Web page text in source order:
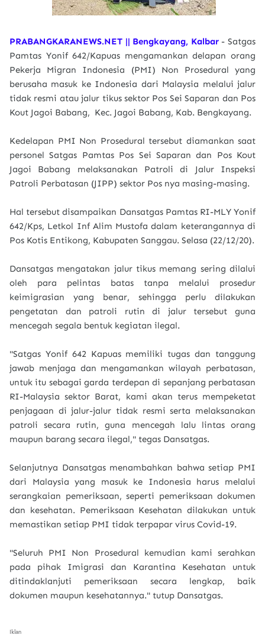
PRABANGKARANEWS.NET || Bengkayang, Kalbar- Satgas
Pamtas Yonif 642/Kapuas mengamankan delapan orang
Pekerja Migran Indonesia (PMI) Non Prosedural yang
berusaha masuk ke Indonesia dari Malaysia melalui jalur
tidak resmi atau jalur tikus sektor Pos Sei Saparan dan Pos
Kout Jagoi Babang, Kec. Jagoi Babang, Kab. Bengkayang.
Kedelapan PMI Non Prosedural tersebut diamankan saat
personel Satgas Pamtas Pos Sei Saparan dan Pos Kout
Jagoi Babang melaksanakan Patroli di Jalur Inspeksi
Patroli Perbatasan (JIPP) sektor Pos nya masing-masing.
Hal tersebut disampaikan Dansatgas Pamtas RI-MLY Yonif
642/Kps, Letkol Inf Alim Mustofa dalam keterangannya di
Pos Kotis Entikong, Kabupaten Sanggau. Selasa (22/12/20).
Dansatgas mengatakan jalur tikus memang sering dilalui
oleh para pelintas batas tanpa melalui prosedur
keimigrasian yang benar, sehingga perlu dilakukan
pengetatan dan patroli rutin di jalur tersebut guna
mencegah segala bentuk kegiatan ilegal.
"Satgas Yonif 642 Kapuas memiliki tugas dan tanggung
jawab menjaga dan mengamankan wilayah perbatasan,
untuk itu sebagai garda terdepan di sepanjang perbatasan
RI-Malaysia sektor Barat, kami akan terus mempeketat
penjagaan di jalur-jalur tidak resmi serta melaksanakan
patroli secara rutin, guna mencegah lalu lintas orang
maupun barang secara ilegal," tegas Dansatgas.
Selanjutnya Dansatgas menambahkan bahwa setiap PMI
dari Malaysia yang masuk ke Indonesia harus melalui
serangkaian pemeriksaan, seperti pemeriksaan dokumen
dan kesehatan. Pemeriksaan Kesehatan dilakukan untuk
memastikan setiap PMI tidak terpapar virus Covid-19.
"Seluruh PMI Non Prosedural kemudian kami serahkan
pada pihak Imigrasi dan Karantina Kesehatan untuk
ditindaklanjuti pemeriksaan secara lengkap, baik
dokumen maupun kesehatannya." tutup Dansatgas.
Iklan